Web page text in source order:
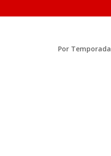
Por Temporada